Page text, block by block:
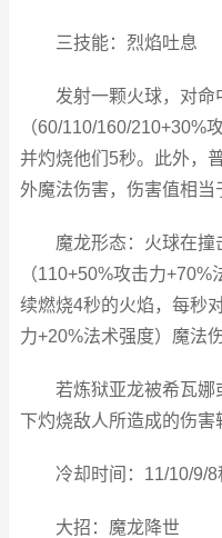
三技能：烈焰吐息
发射一颗火球，对命
（60/110/160/210+30%
并灼烧他们5秒。此外，
外魔法伤害，伤害值相当
魔龙形态：火球在
（110+50%攻击力
续燃烧4秒的火焰，每秒
力+20%法术强度）魔法
若炼狱亚龙被希瓦娜
下灼烧敌人所造成的伤害
冷却时间：11/10/9/8
大招：魔龙降世